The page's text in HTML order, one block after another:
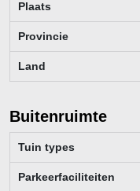
Plaats
Provincie
Land
Buitenruimte
Tuin types
Parkeerfaciliteiten